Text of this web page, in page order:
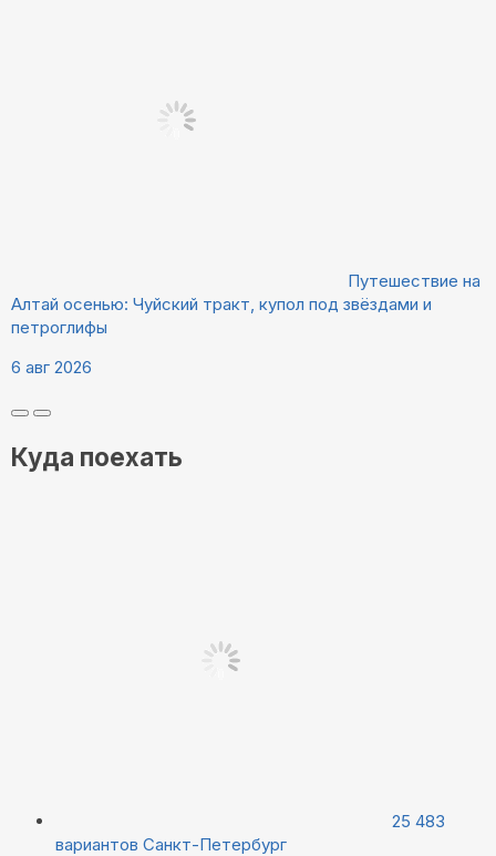
Путешествие на
Алтай осенью: Чуйский тракт, купол под звёздами и
петроглифы
6 авг 2026
Куда поехать
25 483
вариантов Санкт-Петербург